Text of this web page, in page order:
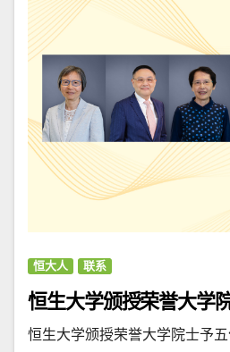
恒大人 联系
恒生大学颁授荣誉大学
恒生大学颁授荣誉大学院士予